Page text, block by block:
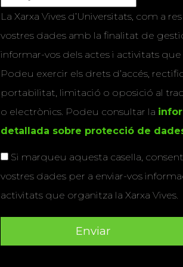
La Xarxa Vives d’Universitats, com a
vostres dades amb la finalitat de
informar-vos dels actes i activitats que
Podeu exercir els drets d’accés,
portabilitat, limitació o oposició al
o electrònics. Podeu consultar la
detallada sobre protecció de
Si marqueu aquesta casella,
vostres dades per a enviar-vos
activitats que organitza la Xarxa Vives.